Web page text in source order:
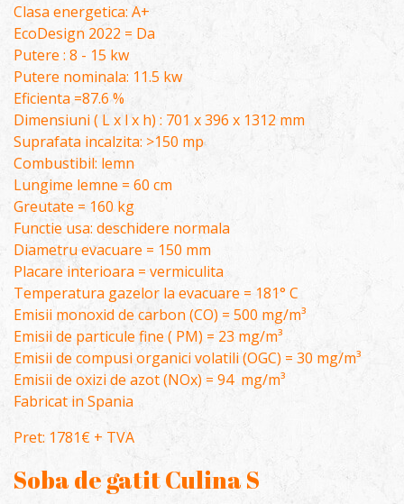
Clasa energetica: A+
EcoDesign 2022 = Da
Putere : 8 - 15 kw
Putere nominala: 11.5 kw
Eficienta =87.6 %
Dimensiuni ( L x l x h) : 701 x 396 x 1312 mm
Suprafata incalzita: >150 mp
Combustibil: lemn
Lungime lemne = 60 cm
Greutate = 160 kg
Functie usa: deschidere normala
Diametru evacuare = 150 mm
Placare interioara = vermiculita
Temperatura gazelor la evacuare = 181° C
Emisii monoxid de carbon (CO) = 500 mg/m³
Emisii de particule fine ( PM) = 23 mg/m³
Emisii de compusi organici volatili (OGC) = 30 mg/m³
Emisii de oxizi de azot (NOx) = 94 mg/m³
Fabricat in Spania
Pret: 1781€ + TVA
Soba de gatit Culina S